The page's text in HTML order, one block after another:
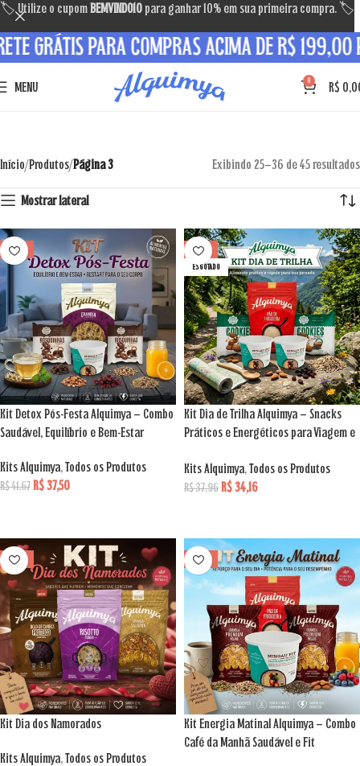
GRÁTIS PARA COMPRAS ACIMA DE R$ 199,00
MENU R$
Início Produtos Página 3 Exibindo 25–36 de 45 resultados
Mostrar lateral
VENDA
Kit Detox Pós-Festa Alquimya – Combo
Saudável, Equilíbrio e Bem-Estar
Kits Alquimya,Todos os Produtos
R$41,67 R$ 37,50
VENDA
ESGOTADO
Kit Dia de Trilha Alquimya – Snacks
Práticos e Energéticos para Viagem e
Kits Alquimya,Todos os Produtos
R$37,96 R$ 34,16
VENDA
Kit Dia dos Namorados
Kits Alquimya,Todos os Produtos
VENDA
Kit Energia Matinal Alquimya – Combo
Café da Manhã Saudável e Fit
🏷 Utilize o cupomBEMVINDO10para ganhar 10% em sua primeira compra. 🏷